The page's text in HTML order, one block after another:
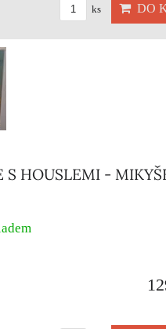
ks DO
S HOUSLEMI -